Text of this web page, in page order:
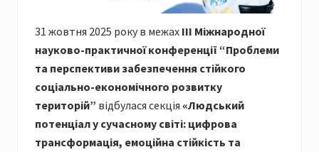
31 жовтня 2025 року в межах ІІІ Міжнародної
науково-практичної конференції “Проблеми
та перспективи забезпечення стійкого
соціально-економічного розвитку
територій” відбулася секція «Людський
потенціал у сучасному світі: цифрова
трансформація, емоційна стійкість та